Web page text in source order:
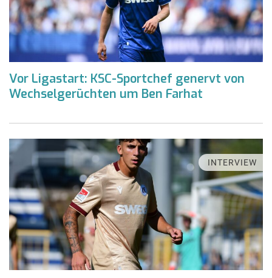
Vor Ligastart: KSC-Sportchef genervt von
Wechselgerüchten um Ben Farhat
INTERVIEW